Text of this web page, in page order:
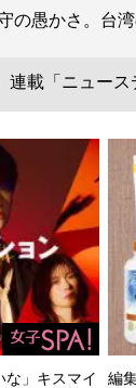
の愚かさ。台
連載「ニュー
な」キスマイ
編